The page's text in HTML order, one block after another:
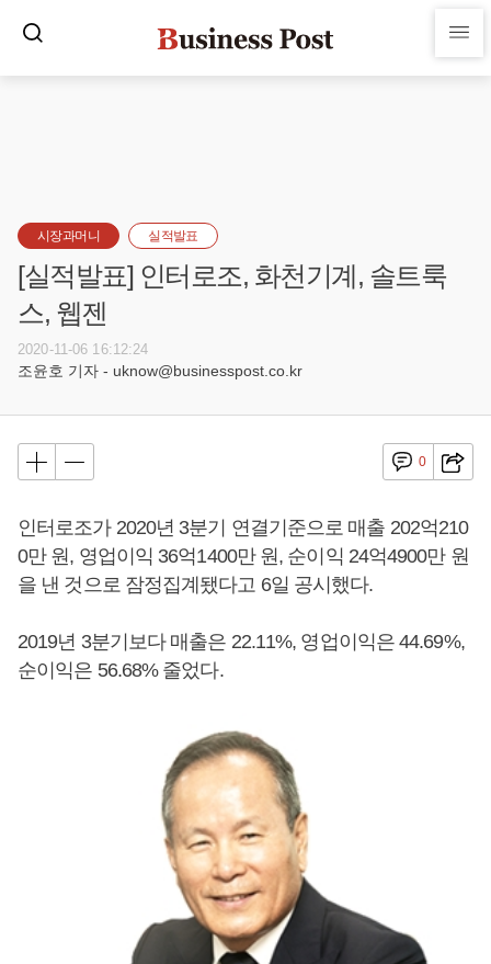
시장과머니 실적발표
[실적발표] 인터로조, 화천기계, 솔트룩
스, 웹젠
2020-11-06 16:12:24
조윤호 기자 - uknow@businesspost.co.kr
0
인터로조가 2020년 3분기 연결기준으로 매출 202억210
0만 원, 영업이익 36억1400만 원, 순이익 24억4900만 원
을 낸 것으로 잠정집계됐다고 6일 공시했다.
2019년 3분기보다 매출은 22.11%, 영업이익은 44.69%,
순이익은 56.68% 줄었다.